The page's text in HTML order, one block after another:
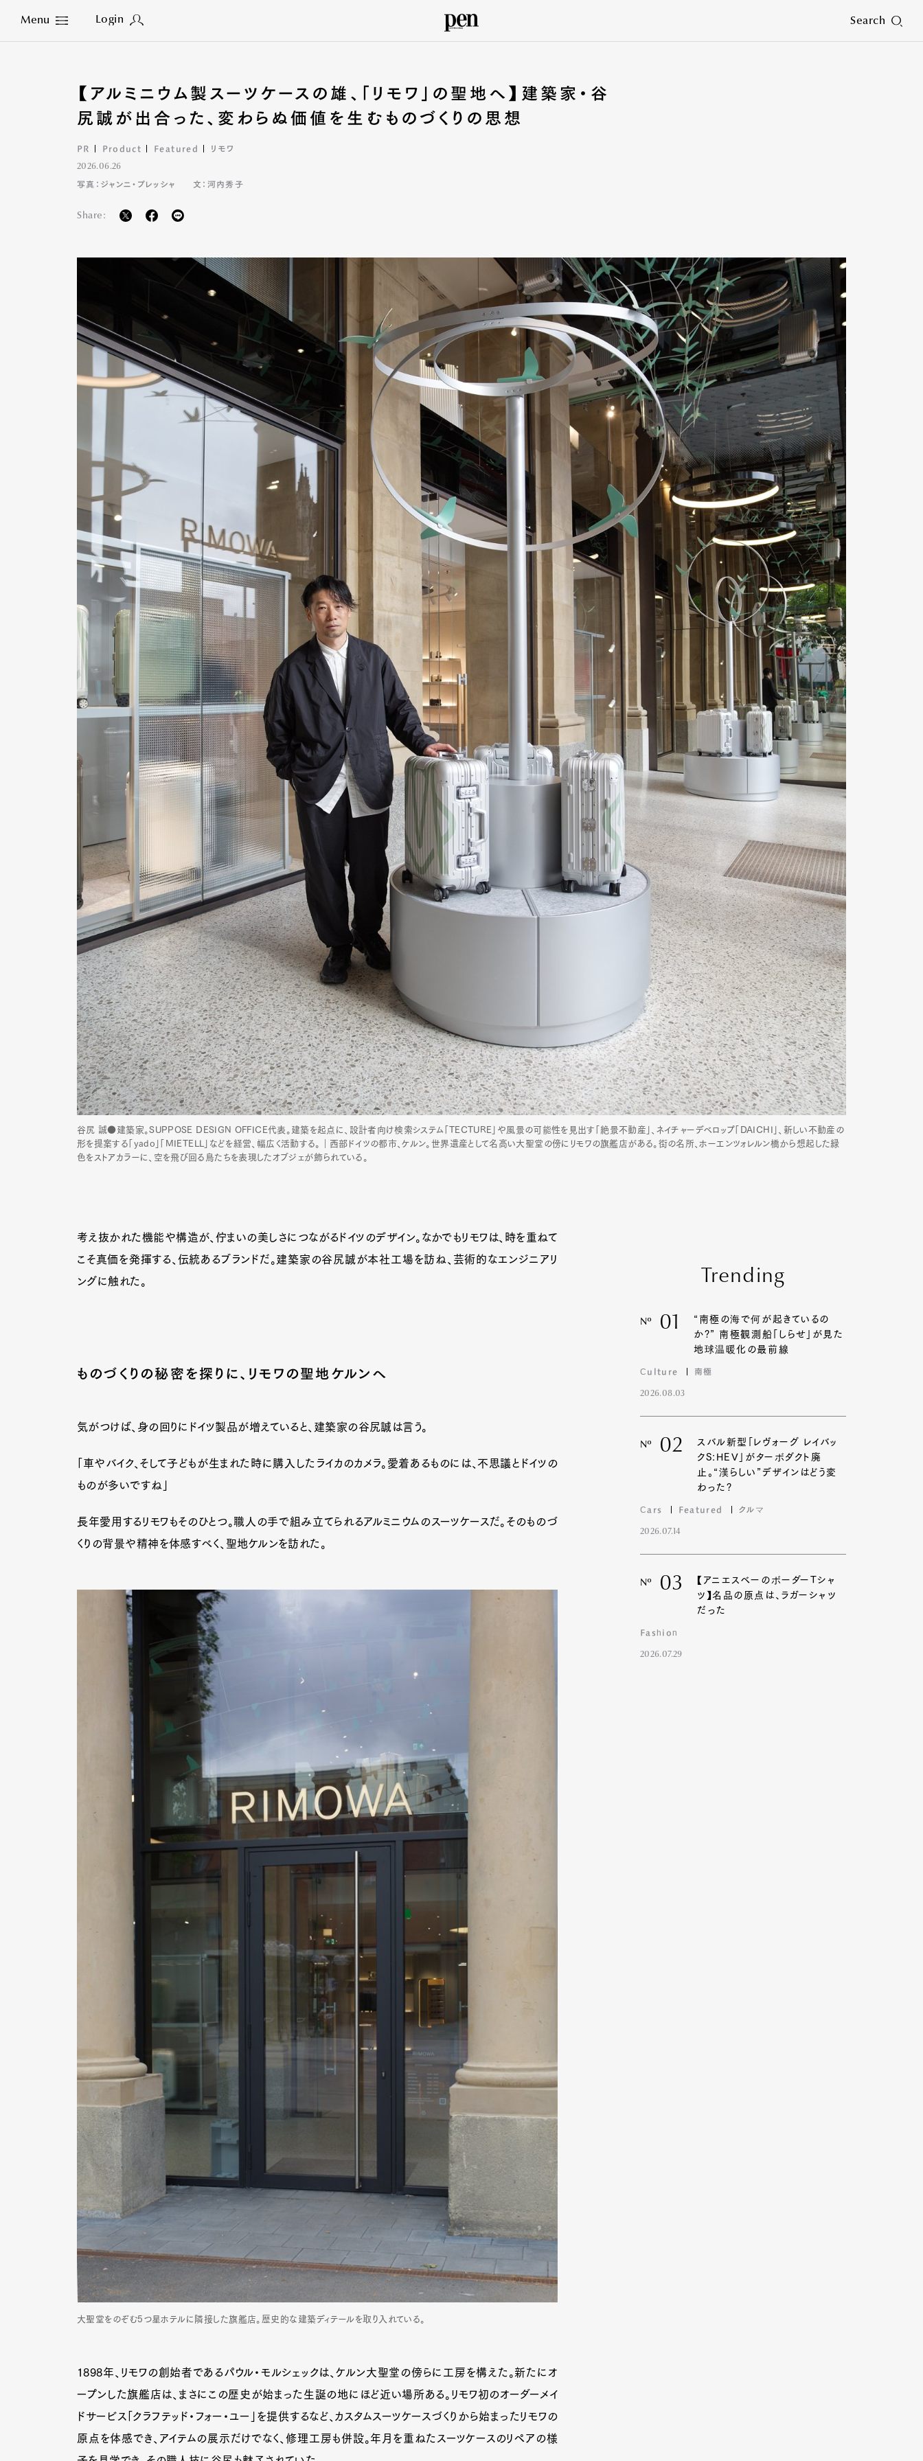
Menu Login Search
Close
Art&Design Watch
Fashion
Lifestyle
Official Columnist
【アルミニウム製スーツケースの雄、「リモワ」の聖地へ】建築家・谷
尻誠が出合った、変わらぬ価値を生むものづくりの思想
PR Product Featured リモワ
2026.06.26
写真：ジャンニ・プレッシャ 文：河内秀子
Share:
谷尻 誠●建築家。SUPPOSE DESIGN OFFICE代表。建築を起点に、設計者向け検索システム「TECTURE」や風景の可能性を見出す「絶景不動産」、ネイチャーデベロップ「DAICHI」、新しい不動産の
形を提案する「yado」「MIETELL」などを経営、幅広く活動する。｜西部ドイツの都市、ケルン。世界遺産として名高い大聖堂の傍にリモワの旗艦店がある。街の名所、ホーエンツォレルン橋から想起した緑
色をストアカラーに、空を飛び回る鳥たちを表現したオブジェが飾られている。
考え抜かれた機能や構造が、佇まいの美しさにつながるドイツのデザイン。なかでもリモワは、時を重ねて
こそ真価を発揮する、伝統あるブランドだ。建築家の谷尻誠が本社工場を訪ね、芸術的なエンジニアリ
ングに触れた。
ものづくりの秘密を探りに、リモワの聖地ケルンへ
気がつけば、身の回りにドイツ製品が増えていると、建築家の谷尻誠は言う。
「車やバイク、そして子どもが生まれた時に購入したライカのカメラ。愛着あるものには、不思議とドイツの
ものが多いですね」
長年愛用するリモワもそのひとつ。職人の手で組み立てられるアルミニウムのスーツケースだ。そのものづ
くりの背景や精神を体感すべく、聖地ケルンを訪れた。
大聖堂をのぞむ5つ星ホテルに隣接した旗艦店。歴史的な建築ディテールを取り入れている。
1898年、リモワの創始者であるパウル・モルシェックは、ケルン大聖堂の傍らに工房を構えた。新たにオ
ープンした旗艦店は、まさにこの歴史が始まった生誕の地にほど近い場所ある。リモワ初のオーダーメイ
ドサービス「クラフテッド・フォー・ユー」を提供するなど、カスタムスーツケースづくりから始まったリモワの
原点を体感でき、アイテムの展示だけでなく、修理工房も併設。年月を重ねたスーツケースのリペアの様
Trending
Nº 01
“南極の海で何が起きているの
か?” 南極観測船「しらせ」が見た
地球温暖化の最前線
Culture 南極
2026.08.03
Nº 02
スバル新型「レヴォーグ レイバッ
クS:HEV」がターボダクト廃
止。“漢らしい”デザインはどう変
わった?
Cars Featured クルマ
2026.07.14
Nº 03
【アニエスベーのボーダーTシャ
ツ】名品の原点は、ラガーシャツ
だった
Fashion
2026.07.29